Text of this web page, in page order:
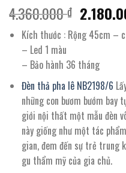
4.360.000₫ Giá
gốc
là:
Kích thước : Rộng 45cm –
– Led 1 màu
– Bảo hành 36 tháng
Đèn thả pha lê NB2198/6
những con bươm bướm bay
giới nội thất một mẫu đèn
này giống như một tác
gian, đem đến sự trẻ trung
gu thẩm mỹ của gia chủ.